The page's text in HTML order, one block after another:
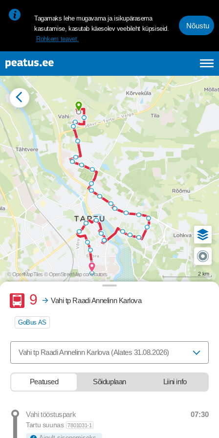
Tagamaks lehe mugavama ja isikupärasema
kasutamise, kasutab käesolev veebileht küpsiseid.
Rohkem teavet.
Nõustu
© OpenMapTiles © OpenStreetMap contributors 2 km
Buss
9 Vahi tp Raadi Annelinn Karlova
GoBus AS
Vahi tp Raadi Annelinn Karlova (Alates 31.08.2026)
Peatused Sõiduplaan Liini info
Vahi tööstuspark Departure
07:30
Tartu suunas 7801031-1